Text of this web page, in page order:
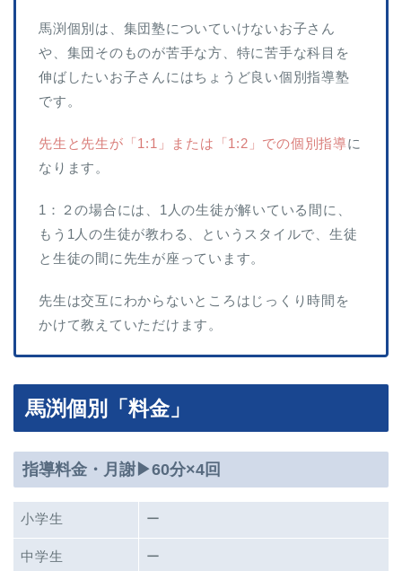
馬渕個別は、集団塾についていけないお子さん
や、集団そのものが苦手な方、特に苦手な科目を
伸ばしたいお子さんにはちょうど良い個別指導塾
です。
先生と先生が「1:1」または「1:2」での個別指導に
なります。
1：２の場合には、1人の生徒が解いている間に、
もう1人の生徒が教わる、というスタイルで、生徒
と生徒の間に先生が座っています。
先生は交互にわからないところはじっくり時間を
かけて教えていただけます。
馬渕個別「料金」
指導料金・月謝▶︎60分×4回
小学生 ー
中学生 ー